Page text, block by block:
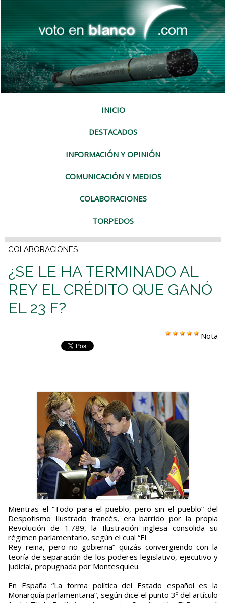
INICIO
DESTACADOS
INFORMACIÓN Y OPINIÓN
COMUNICACIÓN Y MEDIOS
COLABORACIONES
TORPEDOS
COLABORACIONES
¿SE LE HA TERMINADO AL
REY EL CRÉDITO QUE GANÓ
EL 23 F?
Nota
Mientras el “Todo para el pueblo, pero sin el pueblo” del
Despotismo Ilustrado francés, era barrido por la propia
Revolución de 1.789, la Ilustración inglesa consolida su
régimen parlamentario, según el cual “El
Rey reina, pero no gobierna” quizás convergiendo con la
teoría de separación de los poderes legislativo, ejecutivo y
judicial, propugnada por Montesquieu.
En España “La forma política del Estado español es la
Monarquía parlamentaria”, según dice el punto 3º del artículo